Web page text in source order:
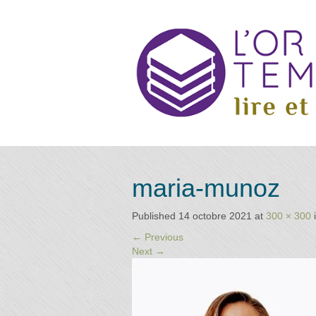
les
praticiens
"bien-
conseillé
par la
maria-munoz
Published 14 octobre 2021 at 300 × 300
← Previous
Next →